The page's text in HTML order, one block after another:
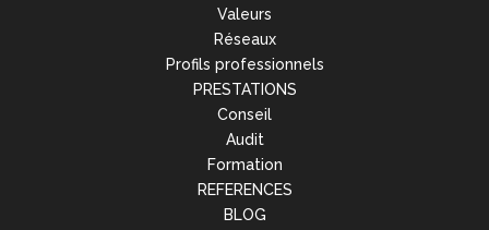
Valeurs
Réseaux
Profils professionnels
PRESTATIONS
Conseil
Audit
Formation
REFERENCES
BLOG